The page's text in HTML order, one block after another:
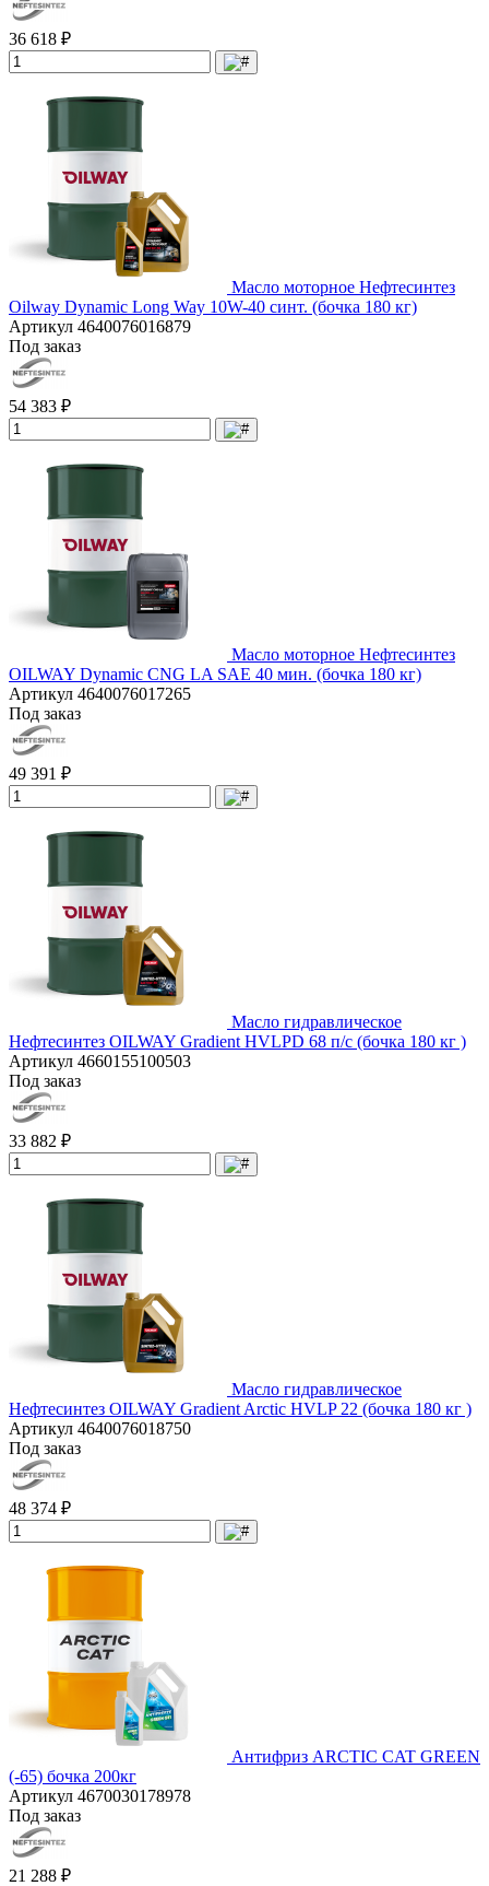
36 618 ₽
Масло моторное Нефтесинтез
Oilway Dynamic Long Way 10W-40 синт. (бочка 180 кг)
Артикул 4640076016879
Под заказ
54 383 ₽
Масло моторное Нефтесинтез
OILWAY Dynamic CNG LA SAE 40 мин. (бочка 180 кг)
Артикул 4640076017265
Под заказ
49 391 ₽
Масло гидравлическое
Нефтесинтез OILWAY Gradient HVLPD 68 п/с (бочка 180 кг )
Артикул 4660155100503
Под заказ
33 882 ₽
Масло гидравлическое
Нефтесинтез OILWAY Gradient Arctic HVLP 22 (бочка 180 кг )
Артикул 4640076018750
Под заказ
48 374 ₽
Антифриз ARCTIC CAT GREEN
(-65) бочка 200кг
Артикул 4670030178978
Под заказ
21 288 ₽